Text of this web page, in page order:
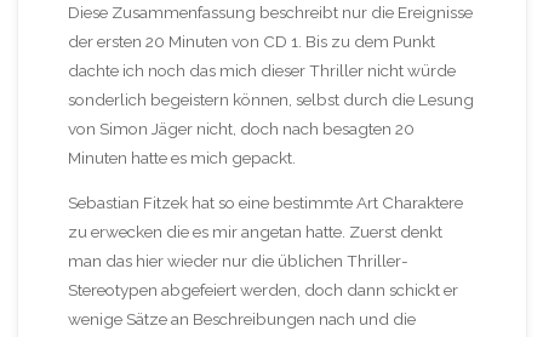
Diese Zusammenfassung beschreibt nur die Ereignisse
der ersten 20 Minuten von CD 1. Bis zu dem Punkt
dachte ich noch das mich dieser Thriller nicht würde
sonderlich begeistern können, selbst durch die Lesung
von Simon Jäger nicht, doch nach besagten 20
Minuten hatte es mich gepackt.
Sebastian Fitzek hat so eine bestimmte Art Charaktere
zu erwecken die es mir angetan hatte. Zuerst denkt
man das hier wieder nur die üblichen Thriller-
Stereotypen abgefeiert werden, doch dann schickt er
wenige Sätze an Beschreibungen nach und die